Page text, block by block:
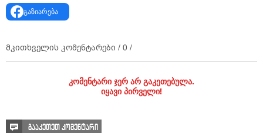
გაზიარება
მკითხველის კომენტარები / 0 /
კომენტარი ჯერ არ გაკეთებულა.
იყავი პირველი!
გააკეთეთ კომენტარი